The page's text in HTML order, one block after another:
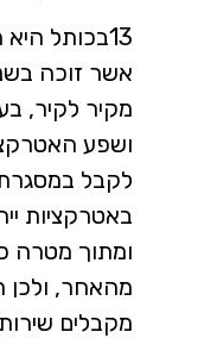
13בכותל
אשר זוכה
מקיר לקיר,
ושפע
לקבל
באטרקציות
ומתוך מטרה
מהאחר, ולכן
מקבלים